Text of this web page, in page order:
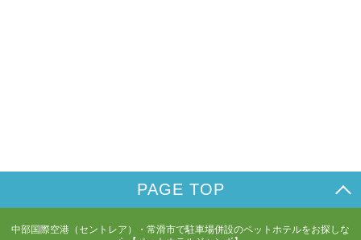
PAGE TOP
中部国際空港（セントレア）・常滑市で駐車場併設のペットホテルをお探しな